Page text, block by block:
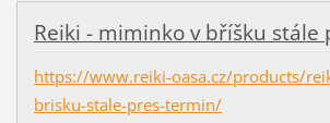
Reiki - miminko v bříšku stále
https://www.reiki-oasa.cz/products/
brisku-stale-pres-termin/